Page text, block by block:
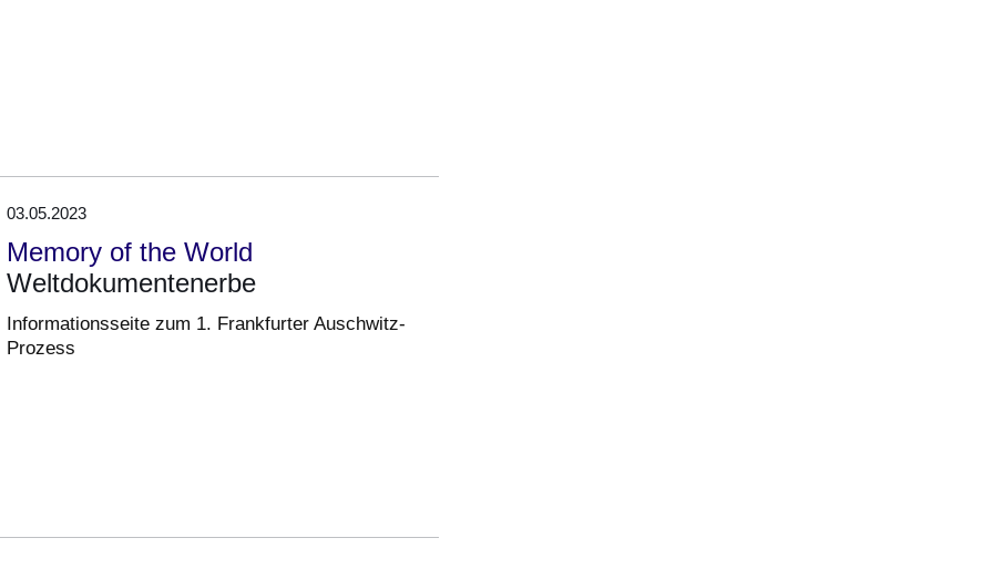
03.05.2023
Memory of the World
Weltdokumentenerbe
Informationsseite zum 1. Frankfurter Auschwitz-
Prozess